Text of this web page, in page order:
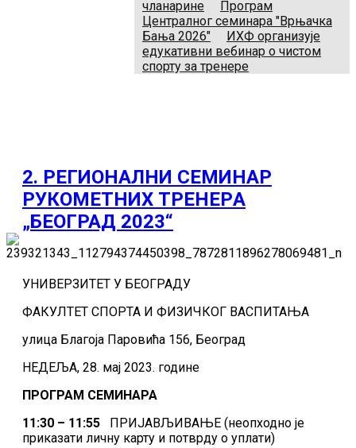
чланарине
Програм
Централног семинара "Врњачка
Бања 2026"
ИХФ организује
едукативни вебинар о чистом
спорту за тренере
2. РЕГИОНАЛНИ СЕМИНАР
РУКОМЕТНИХ ТРЕНЕРA
„БЕОГРАД 2023“
УНИВЕРЗИТЕТ У БЕОГРАДУ
ФАКУЛТЕТ СПОРТА И ФИЗИЧКОГ ВАСПИТАЊА
улица Благоја Паровића 156, Београд
НЕДЕЉА, 28. мај 2023. године
ПРОГРАМ СЕМИНАРА
11:30 – 11:55 ПРИЈАВЉИВАЊЕ (неопходно је
приказати личну карту и потврду о уплати)